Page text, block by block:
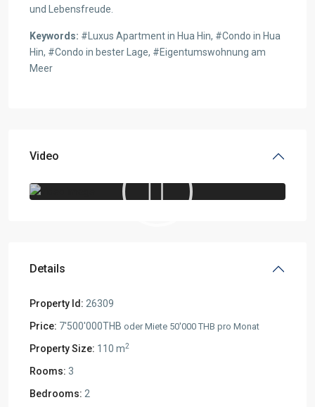
und Lebensfreude.
Keywords: #Luxus Apartment in Hua Hin, #Condo in Hua
Hin, #Condo in bester Lage, #Eigentumswohnung am
Meer
Video
Details
Property Id: 26309
Price: 7'500'000THB oder Miete 50'000 THB pro Monat
Property Size: 110 m2
Rooms: 3
Bedrooms: 2